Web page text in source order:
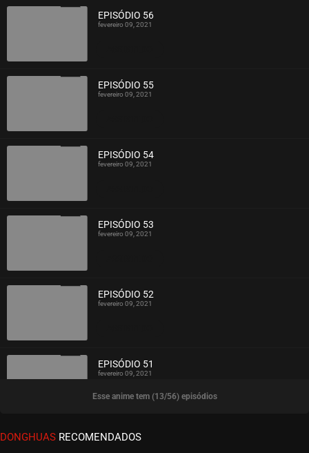
EPISÓDIO 56
fevereiro 09, 2021
EPISÓDIO 55
fevereiro 09, 2021
EPISÓDIO 54
fevereiro 09, 2021
EPISÓDIO 53
fevereiro 09, 2021
EPISÓDIO 52
fevereiro 09, 2021
ASSISTIDO
EPISÓDIO 51
fevereiro 09, 2021
EPISÓDIO 50
Esse anime tem (13/56) episódios
DONGHUAS RECOMENDADOS